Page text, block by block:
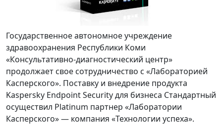
Государственное автономное учреждение
здравоохранения Республики Коми
«Консультативно-диагностический центр»
продолжает свое сотрудничество с «Лабораторией
Касперского». Поставку и внедрение продукта
Kaspersky Endpoint Security для бизнеса Стандартный
осуществил Platinum партнер «Лаборатории
Касперского» — компания «Технологии успеха».